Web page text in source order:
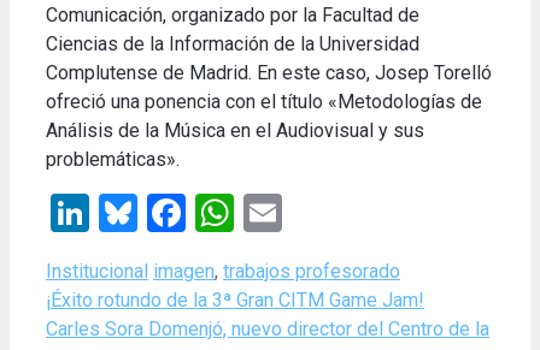
Comunicación, organizado por la Facultad de
Ciencias de la Información de la Universidad
Complutense de Madrid. En este caso, Josep Torelló
ofreció una ponencia con el título «Metodologías de
Análisis de la Música en el Audiovisual y sus
problemáticas».
LinkedIn
Bluesky
Facebook
WhatsApp
Categories
Institucional Tags
imagen, trabajos profesorado
¡Éxito rotundo de la 3ª Gran CITM Game Jam!
Carles Sora Domenjó, nuevo director del Centro de la